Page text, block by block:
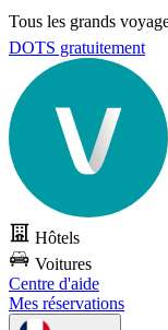
Tous les grands
DOTS gratuitement
Hôtels
Voitures
Centre d'aide
Mes réservations